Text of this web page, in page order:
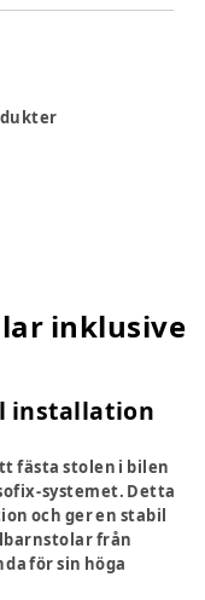
inklusive
installation
fästa stolen i bilen
systemet. Detta
och ger en stabil
från
för sin höga